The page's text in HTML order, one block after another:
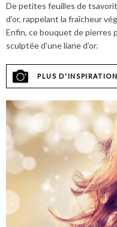
De petites feuilles de
d’or, rappelant la fraîcheur
Enfin, ce bouquet de pierres
sculptée d’une liane d’or.
PLUS